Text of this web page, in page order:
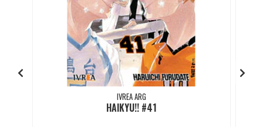
IVREA ARG
HAIKYU!! #41